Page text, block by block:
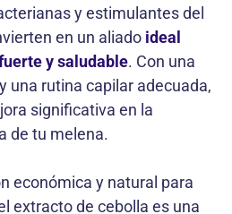
y estimulantes del
en un aliado ideal
y saludable. Con una
una rutina capilar adecuada,
significativa en la
de tu melena.
económica y natural para
extracto de cebolla es una